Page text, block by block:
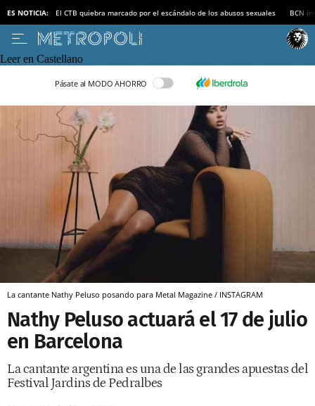
ES NOTICIA: El CTB quiebra marcado por el escándalo de los abusos sexuales BCN
Leer en Castellano
Pásate al MODO AHORRO
La cantante Nathy Peluso posando para Metal Magazine / INSTAGRAM
Nathy Peluso actuará el 17 de julio
en Barcelona
La cantante argentina es una de las grandes apuestas del
Festival Jardins de Pedralbes